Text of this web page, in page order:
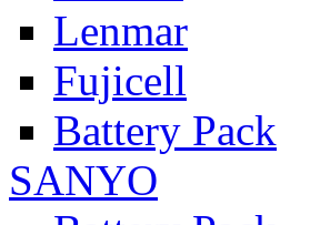
Lenmar
Fujicell
Battery Pack
SANYO